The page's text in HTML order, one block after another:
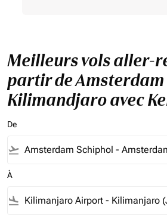
Meilleurs vols aller-
partir de Amsterdam
Kilimandjaro avec
De
flight_takeoff
À
flight_land